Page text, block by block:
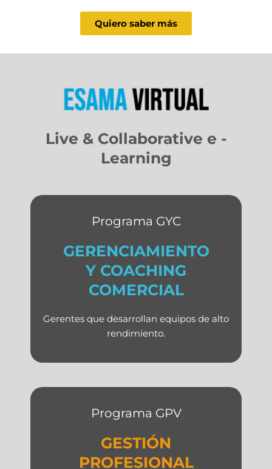
Quiero saber más
Live & Collaborative e -
Learning
Programa GYC
GERENCIAMIENTO
Y COACHING
COMERCIAL
Gerentes que desarrollan equipos de alto
rendimiento.
Programa GPV
GESTIÓN
PROFESIONAL